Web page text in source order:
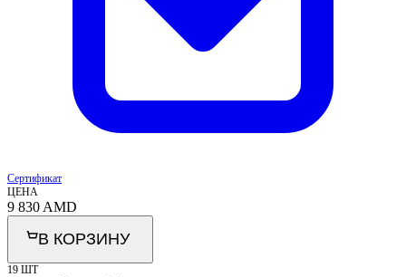
Сертификат
ЦЕНА
9 830 AMD
В КОРЗИНУ
19 ШТ